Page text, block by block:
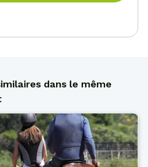
dans le même